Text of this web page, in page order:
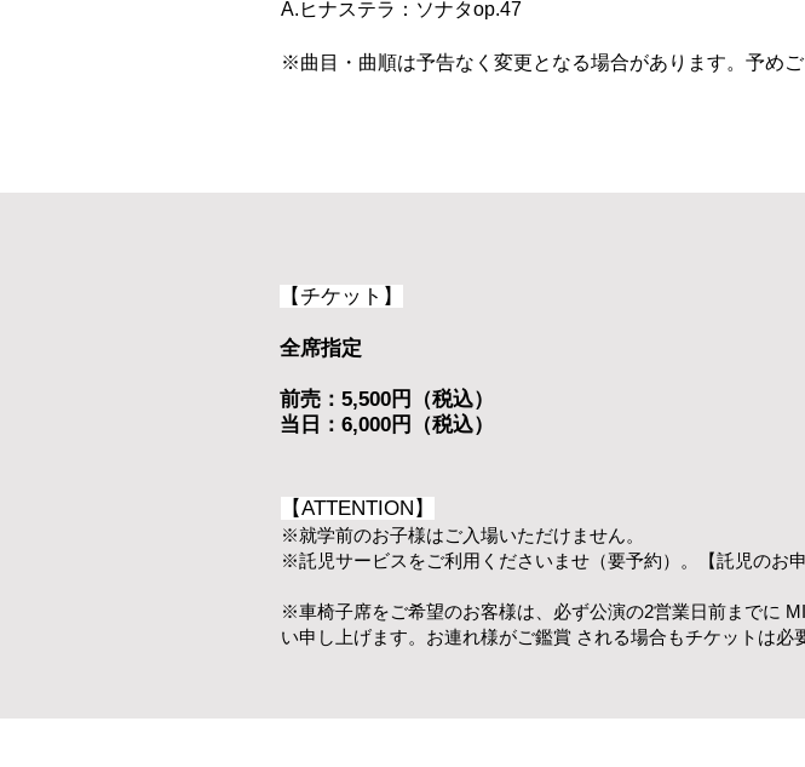
A.ヒナステラ：ソナタop.47
※曲目・曲順は予告なく変更となる場合があります。予めご
【チケット】
全席指定
前売：5,500円​（税込）
当日：6,000円​（税込）
【ATTENTION】
※就学前のお子様はご入場いただけません。
※託児サービスをご利用くださいませ（要予約）。【託児のお
※車椅子席をご希望のお客様は、必ず公演の2営業日前までに
い申し上げます。お連れ様がご鑑賞 される場合もチケットは必